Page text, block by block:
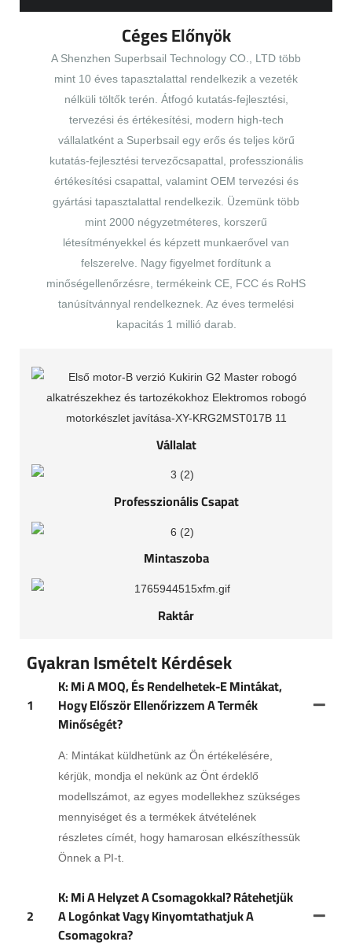
Céges Előnyök
A Shenzhen Superbsail Technology CO., LTD több
mint 10 éves tapasztalattal rendelkezik a vezeték
nélküli töltők terén. Átfogó kutatás-fejlesztési,
tervezési és értékesítési, modern high-tech
vállalatként a Superbsail egy erős és teljes körű
kutatás-fejlesztési tervezőcsapattal, professzionális
értékesítési csapattal, valamint OEM tervezési és
gyártási tapasztalattal rendelkezik. Üzemünk több
mint 2000 négyzetméteres, korszerű
létesítményekkel és képzett munkaerővel van
felszerelve. Nagy figyelmet fordítunk a
minőségellenőrzésre, termékeink CE, FCC és RoHS
tanúsítvánnyal rendelkeznek. Az éves termelési
kapacitás 1 millió darab.
Vállalat
Professzionális Csapat
Mintaszoba
Raktár
Gyakran Ismételt Kérdések
1
K: Mi A MOQ, És Rendelhetek-E Mintákat,
Hogy Először Ellenőrizzem A Termék
Minőségét?
A: Mintákat küldhetünk az Ön értékelésére,
kérjük, mondja el nekünk az Önt érdeklő
modellszámot, az egyes modellekhez szükséges
mennyiséget és a termékek átvételének
részletes címét, hogy hamarosan elkészíthessük
Önnek a PI-t.
2
K: Mi A Helyzet A Csomagokkal? Rátehetjük
A Logónkat Vagy Kinyomtathatjuk A
Csomagokra?